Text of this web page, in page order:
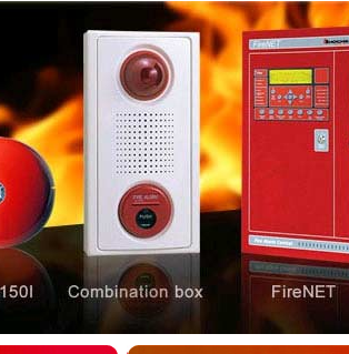
Đầu phun chữa cháy là gì ? Tìm hiểu chi tiết từ A-
Lý do nên chọn hệ thống báo cháy Hochiki cho
Cách kiểm tra và bảo trì hệ thống báo cháy
Cấu tạo và nguyên lý hoạt động của báo cháy
Tìm hiểu chi tiết về hệ thống báo cháy Horing
Các loại thang dây thoát hiểm phổ biến trên thị
Thang dây thoát hiểm có tác dụng gì trong tình
Tại sao cần kiểm tra đầu phun chữa cháy theo